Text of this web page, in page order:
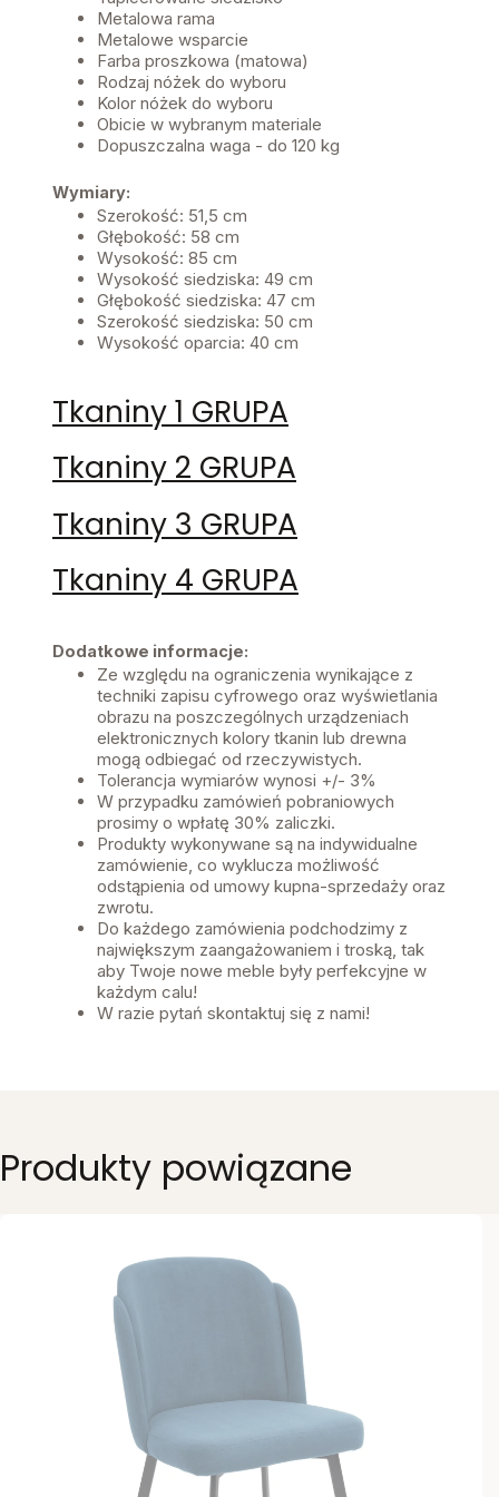
Metalowa rama
Metalowe wsparcie
Farba proszkowa (matowa)
Rodzaj nóżek do wyboru
Kolor nóżek do wyboru
Obicie w wybranym materiale
Dopuszczalna waga - do 120 kg
Wymiary:
Szerokość: 51,5 cm
Głębokość: 58 cm
Wysokość: 85 cm
Wysokość siedziska: 49 cm
Głębokość siedziska: 47 cm
Szerokość siedziska: 50 cm
Wysokość oparcia: 40 cm
Tkaniny 1 GRUPA
Tkaniny 2 GRUPA
Tkaniny 3 GRUPA
Tkaniny 4 GRUPA
Dodatkowe informacje:
Ze względu na ograniczenia wynikające z
techniki zapisu cyfrowego oraz wyświetlania
obrazu na poszczególnych urządzeniach
elektronicznych kolory tkanin lub drewna
mogą odbiegać od rzeczywistych.
Tolerancja wymiarów wynosi +/- 3%
W przypadku zamówień pobraniowych
prosimy o wpłatę 30% zaliczki.
Produkty wykonywane są na indywidualne
zamówienie, co wyklucza możliwość
odstąpienia od umowy kupna-sprzedaży oraz
zwrotu.
Do każdego zamówienia podchodzimy z
największym zaangażowaniem i troską, tak
aby Twoje nowe meble były perfekcyjne w
każdym calu!
W razie pytań skontaktuj się z nami!
Produkty powiązane